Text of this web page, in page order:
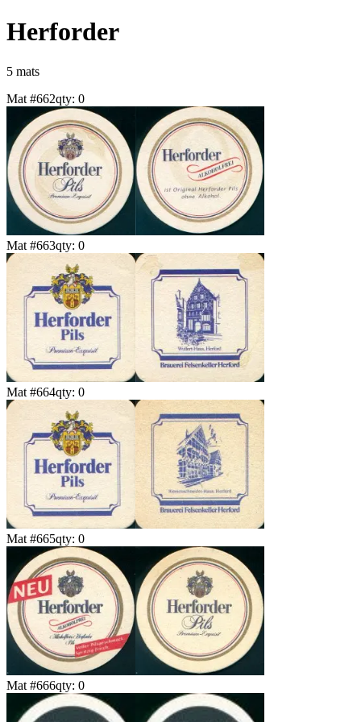
Herforder
5 mats
Mat #662qty: 0
Mat #663qty: 0
Mat #664qty: 0
Mat #665qty: 0
Mat #666qty: 0